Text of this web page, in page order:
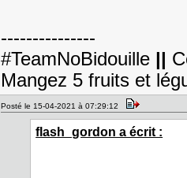
---------------
#TeamNoBidouille ||
Mangez 5 fruits et
Posté le 15-04-2021 à 07:29:12
flash_gordon a écrit :